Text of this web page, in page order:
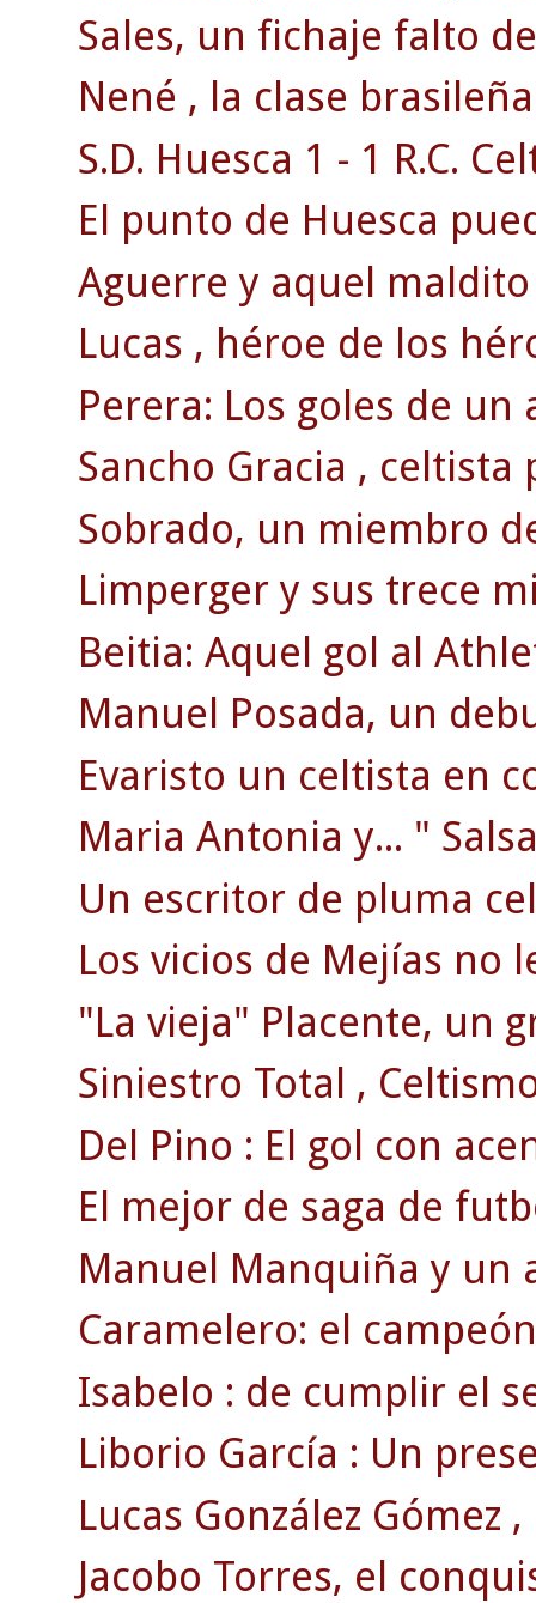
Sales, un fichaje falto
Nené , la clase
S.D. Huesca 1 - 1 R.C.
El punto de Huesca
Aguerre y aquel
Lucas , héroe de los
Perera: Los goles de un
Sancho Gracia , celtista
Sobrado, un miembro
Limperger y sus trece
Beitia: Aquel gol al
Manuel Posada, un
Evaristo un celtista en
Maria Antonia y... "
Un escritor de pluma
Los vicios de Mejías no
"La vieja" Placente, un
Siniestro Total ,
Del Pino : El gol con
El mejor de saga de
Manuel Manquiña y un
Caramelero: el
Isabelo : de cumplir el
Liborio García : Un
Lucas González Gómez
Jacobo Torres, el